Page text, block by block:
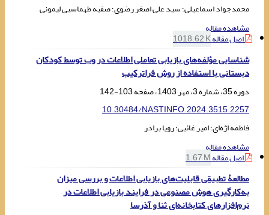
محمدجواد اسماعیلی؛ سید علی اصغر رضوی؛ صفیه طهماسبی لیمونی
مشاهده مقاله
اصل مقاله1018.62 K
شناسایی مؤلفه‌های بازیابی تعاملی اطلاعات در وب توسط کودکان
دبستانی با استفاده از روش فراترکیب
دوره 35، شماره 3، مهر 1403، صفحه
103-142
10.30484/NASTINFO.2024.3515.2257
فاطمه اژه‌ای؛ امیر غائبی؛ رویا برادر
مشاهده مقاله
اصل مقاله1.67 M
مطالعۀ تطبیقی قابلیت‌های بازیابی اطلاعات و بررسی میزان
به‌کارگیری هوش مصنوعی در فرایند بازیابی اطلاعات در
نرم‌افزارهای کتابخانه‌ای ثنا و آذرسا